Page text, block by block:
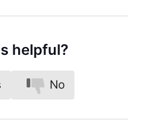
helpful?
No